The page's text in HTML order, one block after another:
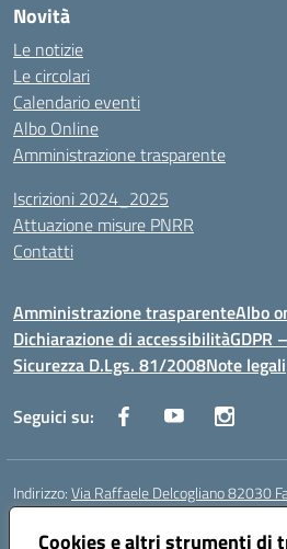
Cookies e altri strumenti di
Novità
Le notizie
Le circolari
Calendario eventi
Albo Online
Amministrazione trasparente
Iscrizioni 2024_2025
Attuazione misure PNRR
Contatti
Amministrazione trasparenteAlbo
Dichiarazione di accessibilitàGDPR
Sicurezza D.Lgs. 81/2008Note legali
Seguici su:
Indirizzo:Via Raffaele Delcogliano 82030
Centralino:
Posta elettronica certificata (PEC):